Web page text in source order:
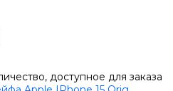
доступное для заказа